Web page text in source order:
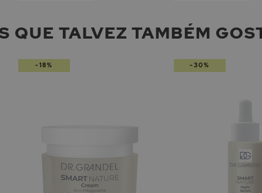
QUE TALVEZ TAMBÉM
-18% -30%